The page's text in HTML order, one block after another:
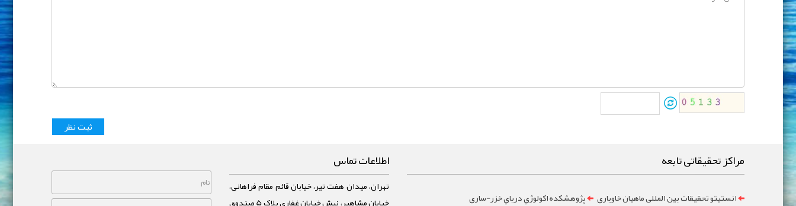
مراکز تحقیقاتی تابعه
انستیتو تحقیقات بین المللی ماهیان خاویاری پژوهشکده اکولوژي درياي خزر-ساری
اطلاعات تماس
تهران، میدان هفت تیر، خیابان قائم مقام فراهانی،
خیابان مشاهیر، نبش خیابان غفاری پلاک 5 صندوق